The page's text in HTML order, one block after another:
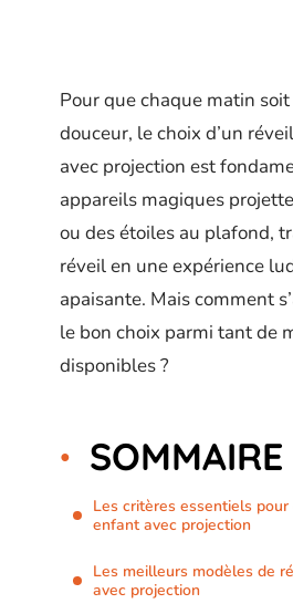
Pour que chaque matin
douceur, le choix d’un
avec projection est
appareils magiques
ou des étoiles au plafond,
réveil en une expérience
apaisante. Mais comment
le bon choix parmi tant de
disponibles ?
SOMMAIRE
Les critères essentiels
enfant avec projection
Les meilleurs modèles de
avec projection